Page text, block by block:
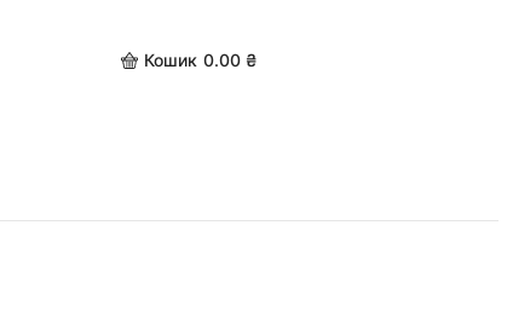
Кошик 0.00 ₴